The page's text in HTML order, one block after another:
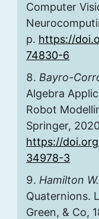
Computer
p. https://
74830-6
Bayro-
Algebra
Robot
Springer,
https://
34978-3
Hamilton
Quaternions.
Green, & Co,